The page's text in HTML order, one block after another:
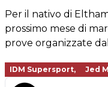
Per il nativo di
prossimo mese di
prove organizzate
IDM Supersport, Jed